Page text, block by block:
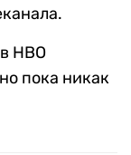
HBO
пока никак